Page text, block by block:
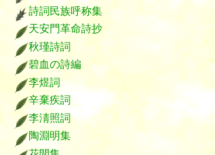
詩詞民族呼称集
天安門革命詩抄
秋瑾詩詞
碧血の詩編
李煜詞
辛棄疾詞
李淸照詞
陶淵明集